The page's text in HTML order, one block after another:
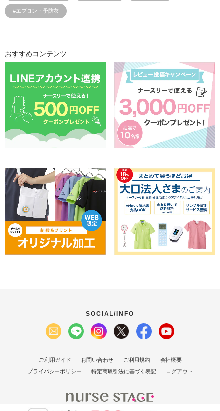
#エプロン・予防衣
おすすめコンテンツ
SOCIAL/INFO
ご利用ガイド お問い合わせ ご利用規約
会社概要
プライバシーポリシー
特定商取引法に基づく表記 ログアウト